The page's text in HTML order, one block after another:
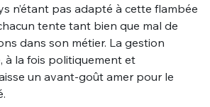
n’étant pas adapté à cette flambée
tente tant bien que mal de
dans son métier. La gestion
à la fois politiquement et
un avant-goût amer pour le